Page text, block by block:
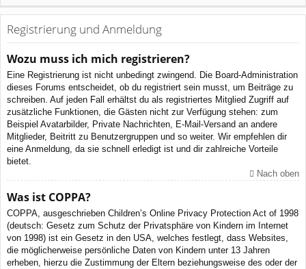
Registrierung und Anmeldung
Wozu muss ich mich registrieren?
Eine Registrierung ist nicht unbedingt zwingend. Die Board-Administration
dieses Forums entscheidet, ob du registriert sein musst, um Beiträge zu
schreiben. Auf jeden Fall erhältst du als registriertes Mitglied Zugriff auf
zusätzliche Funktionen, die Gästen nicht zur Verfügung stehen: zum
Beispiel Avatarbilder, Private Nachrichten, E-Mail-Versand an andere
Mitglieder, Beitritt zu Benutzergruppen und so weiter. Wir empfehlen dir
eine Anmeldung, da sie schnell erledigt ist und dir zahlreiche Vorteile
bietet.
Nach oben
Was ist COPPA?
COPPA, ausgeschrieben Children’s Online Privacy Protection Act of 1998
(deutsch: Gesetz zum Schutz der Privatsphäre von Kindern im Internet
von 1998) ist ein Gesetz in den USA, welches festlegt, dass Websites,
die möglicherweise persönliche Daten von Kindern unter 13 Jahren
erheben, hierzu die Zustimmung der Eltern beziehungsweise des oder der